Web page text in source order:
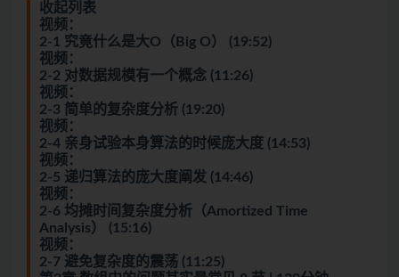
收起列表
视频：
2-1 究竟什么是大O（Big O） (19:52)
视频：
2-2 对数据规模有一个概念 (11:26)
视频：
2-3 简单的复杂度分析 (19:20)
视频：
2-4 亲身试验本身算法的时候庞大度 (14:53)
视频：
2-5 递归算法的庞大度阐发 (14:46)
视频：
2-6 均摊时间复杂度分析（Amortized Time
Analysis） (15:16)
视频：
2-7 避免复杂度的震荡 (11:25)